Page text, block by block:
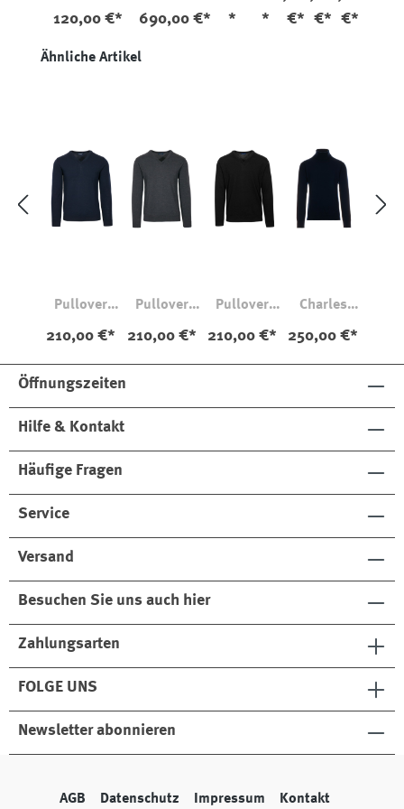
120,00 €* 690,00 €*
*
*
€*
€*
€*
Produktgalerie überspringen
Ähnliche Artikel
Pullover
Neck
210,00 €*
Pullover
Neck
210,00 €*
Pullover
Neck
210,00 €*
Charles
ullover
Merino
250,00 €*
Öffnungszeiten
Hilfe & Kontakt
Häufige Fragen
Service
Versand
Besuchen Sie uns auch hier
Zahlungsarten
FOLGE UNS
Newsletter abonnieren
AGB Datenschutz Impressum Kontakt